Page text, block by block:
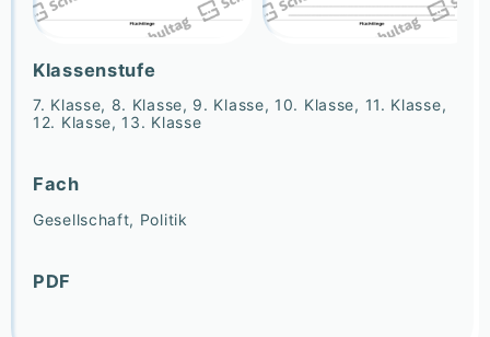
Klassenstufe
7. Klasse, 8. Klasse, 9. Klasse, 10. Klasse, 11. Klasse,
12. Klasse, 13. Klasse
Fach
Gesellschaft, Politik
PDF